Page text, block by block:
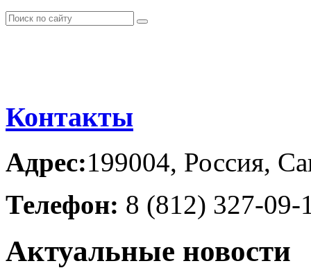
Контакты
Адрес:199004, Россия,
Телефон: 8 (812) 327-09-
Актуальные новости